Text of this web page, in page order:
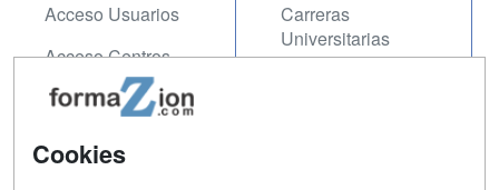
Acceso Usuarios
Acceso Centros
Carreras
Universitarias
Contactar
Cookies